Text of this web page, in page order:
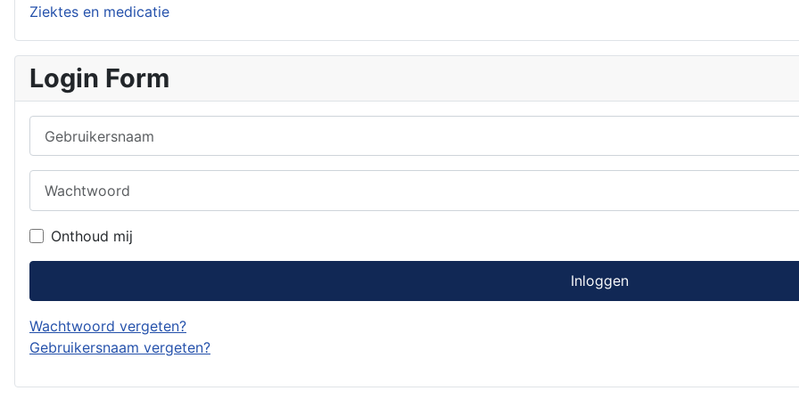
Ziektes en medicatie
Login Form
Onthoud mij
Inloggen
Wachtwoord vergeten?
Gebruikersnaam vergeten?